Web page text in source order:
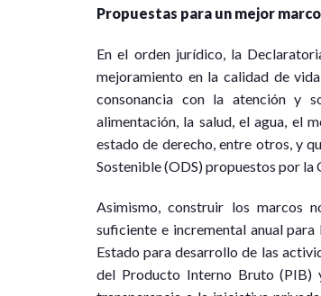
Propuestas para un mejor
En el orden jurídico, la
mejoramiento en la calidad de
consonancia con la atención y
alimentación, la salud, el agua, el
estado de derecho, entre otros, y
Sostenible (ODS) propuestos por
Asimismo, construir los marcos
suficiente e incremental anual
Estado para desarrollo de las
del Producto Interno Bruto (PIB)